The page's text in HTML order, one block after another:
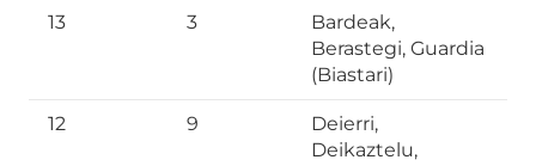
13 3
Bardeak,
Berastegi, Guardia
(Biastari)
12 9
Deierri,
Deikaztelu,